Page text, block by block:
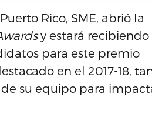
Rico, SME, abrió la
y estará recibiendo
para este premio
en el 2017-18,
su equipo para